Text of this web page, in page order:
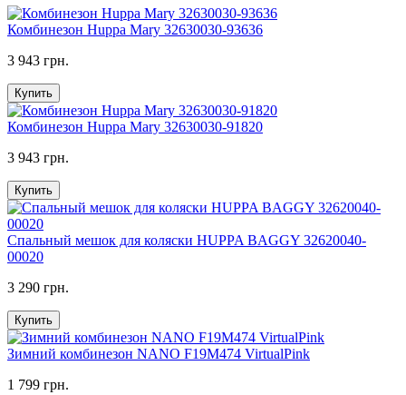
Комбинезон Huppa Mary 32630030-93636
3 943 грн.
Купить
Комбинезон Huppa Mary 32630030-91820
3 943 грн.
Купить
Спальный мешок для коляски HUPPA BAGGY 32620040-
00020
3 290 грн.
Купить
Зимний комбинезон NANO F19M474 VirtualPink
1 799 грн.